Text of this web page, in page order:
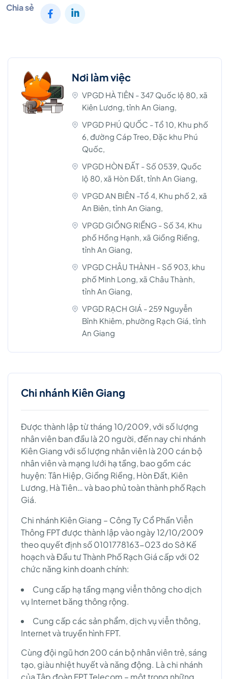
Chia sẻ
Nơi làm việc
VPGD HÀ TIÊN - 347 Quốc lộ 80, xã
Kiên Lương, tỉnh An Giang,
VPGD PHÚ QUỐC - Tổ 10, Khu phố
6, đường Cáp Treo, Đặc khu Phú
Quốc,
VPGD HÒN ĐẤT - Số 0539, Quốc
lộ 80, xã Hòn Đất, tỉnh An Giang,
VPGD AN BIÊN -Tổ 4, Khu phố 2, xã
An Biên, tỉnh An Giang,
VPGD GIỒNG RIỀNG - Số 34, Khu
phố Hồng Hạnh, xã Giồng Riềng,
tỉnh An Giang,
VPGD CHÂU THÀNH - Số 903, khu
phố Minh Long, xã Châu Thành,
tỉnh An Giang,
VPGD RẠCH GIÁ - 259 Nguyễn
Bỉnh Khiêm, phường Rạch Giá, tỉnh
An Giang
Chi nhánh Kiên Giang
Được thành lập từ tháng 10/2009, với số lượng
nhân viên ban đầu là 20 người, đến nay chi nhánh
Kiên Giang với số lượng nhân viên là 200 cán bộ
nhân viên và mạng lưới hạ tầng, bao gồm các
huyện: Tân Hiệp, Giồng Riềng, Hòn Đất, Kiên
Lương, Hà Tiên… và bao phủ toàn thành phố Rạch
Giá.
Chi nhánh Kiên Giang – Công Ty Cổ Phần Viễn
Thông FPT được thành lập vào ngày 12/10/2009
theo quyết định số 0101778163-023 do Sở Kế
hoạch và Đầu tư Thành Phố Rạch Giá cấp với 02
chức năng kinh doanh chính:
Cung cấp hạ tầng mạng viễn thông cho dịch
vụ Internet băng thông rộng.
Cung cấp các sản phẩm, dịch vụ viễn thông,
Internet và truyền hình FPT.
Cùng đội ngũ hơn 200 cán bộ nhân viên trẻ, sáng
tạo, giàu nhiệt huyết và năng động. Là chi nhánh
của Tập đoàn FPT Telecom – một trong những